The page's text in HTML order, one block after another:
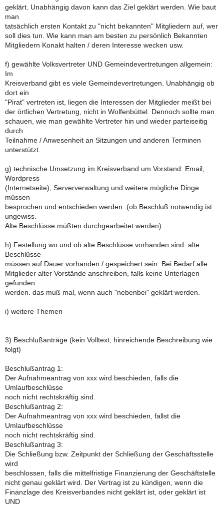
geklärt. Unabhängig davon kann das Ziel geklärt werden. Wie baut
man
tatsächlich ersten Kontakt zu "nicht bekannten" Mitgliedern auf, wer
soll dies tun. Wie kann man am besten zu persönlich Bekannten
Mitgliedern Konakt halten / deren Interesse wecken usw.
f) gewählte Volksvertreter UND Gemeindevertretungen allgemein:
Im
Kreisverband gibt es viele Gemeindevertretungen. Unabhängig ob
dort ein
"Pirat" vertreten ist, liegen die Interessen der Mitglieder meißt bei
der örtlichen Vertretung, nicht in Wolfenbüttel. Dennoch sollte man
schauen, wie man gewählte Vertreter hin und wieder parteiseitig
durch
Teilnahme / Anwesenheit an Sitzungen und anderen Terminen
unterstützt.
g) technische Umsetzung im Kreisverband um Vorstand: Email,
Wordpress
(Internetseite), Serververwaltung und weitere mögliche Dinge
müssen
besprochen und entschieden werden. (ob Beschluß notwendig ist
ungewiss.
Alte Beschlüsse müßten durchgearbeitet werden)
h) Festellung wo und ob alte Beschlüsse vorhanden sind. alte
Beschlüsse
müssen auf Dauer vorhanden / gespeichert sein. Bei Bedarf alle
Mitglieder alter Vorstände anschreiben, falls keine Unterlagen
gefunden
werden. das muß mal, wenn auch "nebenbei" geklärt werden.
i) weitere Themen
3) Beschlußanträge (kein Volltext, hinreichende Beschreibung wie
folgt)
Beschlußantrag 1:
Der Aufnahmeantrag von xxx wird beschieden, falls die
Umlaufbeschlüsse
noch nicht rechtskräftig sind.
Beschlußantrag 2:
Der Aufnahmeantrag von xxx wird beschieden, fallst die
Umlaufbeschlüsse
noch nicht rechtskräftig sind.
Beschlußantrag 3:
Die Schließung bzw. Zeitpunkt der Schließung der Geschäftsstelle
wird
beschlossen, falls die mittelfristige Finanzierung der Geschäftstelle
nicht genau geklärt wird. Der Vertrag ist zu kündigen, wenn die
Finanzlage des Kreisverbandes nicht geklärt ist, oder geklärt ist
UND